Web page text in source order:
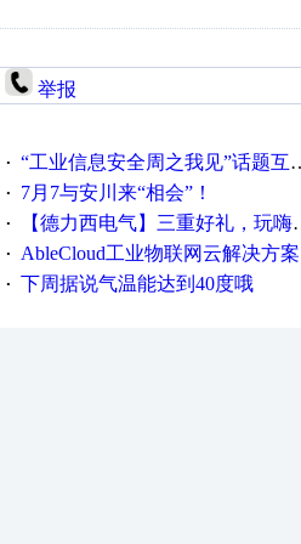
举报
· “工业信息安全周之我见”话题互动获奖名单发布公告
· 7月7与安川来“相会”！
· 【德力西电气】三重好礼，玩嗨夏日！
· AbleCloud工业物联网云解决方案实践及应用
· 下周据说气温能达到40度哦